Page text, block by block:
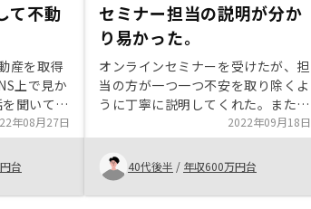
て不動
産を取得
上で見か
聞いてみ
つことも
な資産形
契約に至
ズで、
ます。
年08月27日
台
セミナー担当の説明が分か
り易かった。
オンラインセミナーを受けたが、担
当の方が一つ一つ不安を取り除くよ
うに丁寧に説明してくれた。またそ
の後のアプローチもタイミングが良
かった。同時期に他社ともコンタク
トしていたが他社は営業担当方の意
欲が低く感じられた。管理代行の特
典は物件購入者のみに付くというこ
2022年09月18日
40代後半 / 年収600万円台